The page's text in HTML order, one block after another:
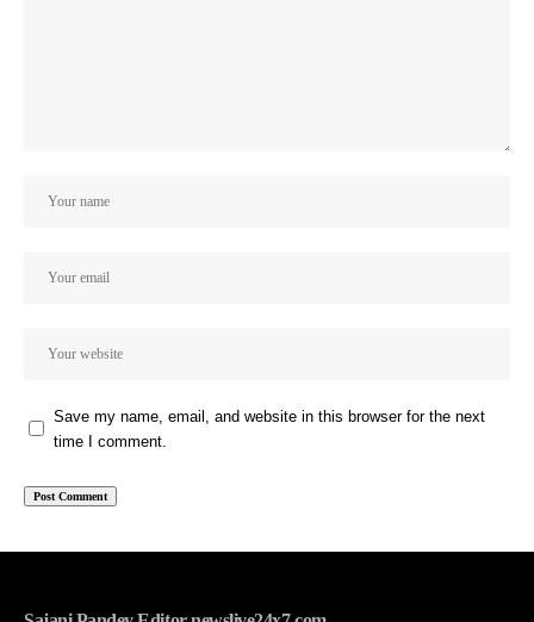
Save my name, email, and website in this browser for the next
time I comment.